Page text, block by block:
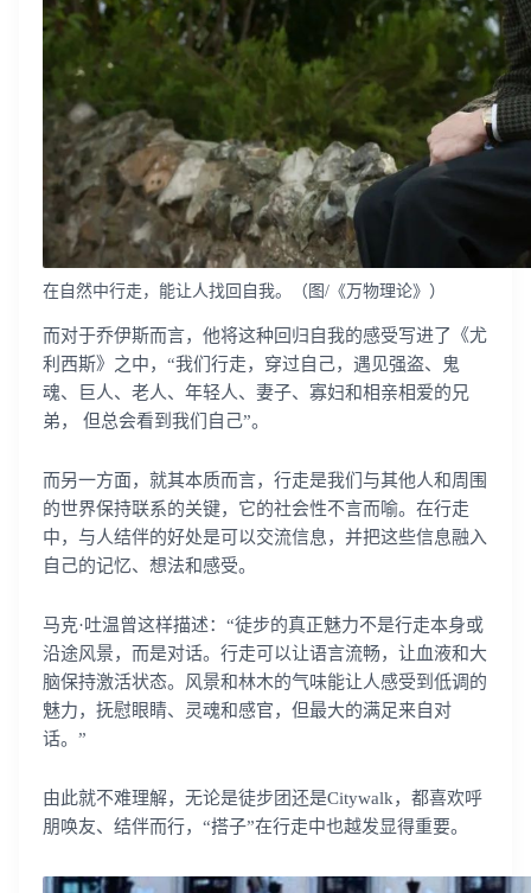
在自然中行走，能让人找回自我。（图/《万物理论》）
而对于乔伊斯而言，他将这种回归自我的感受写进了《尤
利西斯》之中，“我们行走，穿过自己，遇见强盗、鬼
魂、巨人、老人、年轻人、妻子、寡妇和相亲相爱的兄
弟， 但总会看到我们自己”。
而另一方面，就其本质而言，行走是我们与其他人和周围
的世界保持联系的关键，它的社会性不言而喻。在行走
中，与人结伴的好处是可以交流信息，并把这些信息融入
自己的记忆、想法和感受。
马克·吐温曾这样描述：“徒步的真正魅力不是行走本身或
沿途风景，而是对话。行走可以让语言流畅，让血液和大
脑保持激活状态。风景和林木的气味能让人感受到低调的
魅力，抚慰眼睛、灵魂和感官，但最大的满足来自对
话。”
由此就不难理解，无论是徒步团还是Citywalk，都喜欢呼
朋唤友、结伴而行，“搭子”在行走中也越发显得重要。